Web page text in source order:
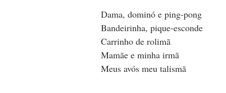
Dama, dominó e ping-pong
Bandeirinha, pique-esconde
Carrinho de rolimã
Mamãe e minha irmã
Meus avós meu talismã